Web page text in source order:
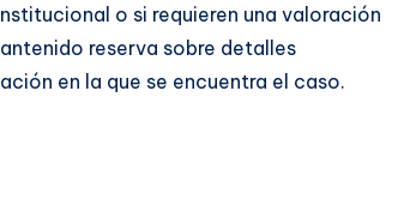
o si requieren una valoración
reserva sobre detalles
en la que se encuentra el caso.